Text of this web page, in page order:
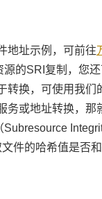
地址示例，可前往
的SRI复制，您
转换，可使用我们
务或地址转换，那
件的哈希值是否